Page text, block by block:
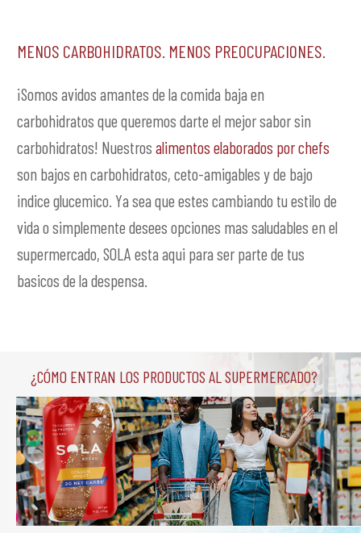
Menos carbohidratos. Menos preocupaciones.
¡Somos avidos amantes de la comida baja en
carbohidratos que queremos darte el mejor sabor sin
carbohidratos! Nuestros alimentos elaborados por chefs
son bajos en carbohidratos, ceto-amigables y de bajo
indice glucemico. Ya sea que estes cambiando tu estilo de
vida o simplemente desees opciones mas saludables en el
supermercado, SOLA esta aqui para ser parte de tus
basicos de la despensa.
¿Cómo entran los productos al supermercado?